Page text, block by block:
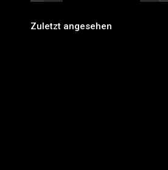
Zuletzt angesehen